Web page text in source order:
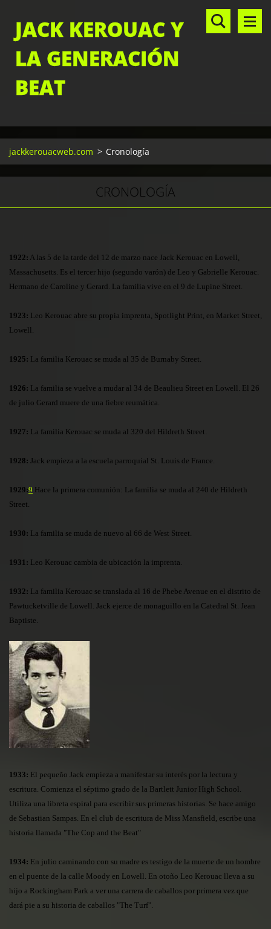
JACK KEROUAC Y
LA GENERACIÓN
BEAT
jackkerouacweb.com > Cronología
CRONOLOGÍA
1922: A las 5 de la tarde del 12 de marzo nace Jack Kerouac en Lowell,
Massachusetts. Es el tercer hijo (segundo varón) de Leo y Gabrielle Kerouac.
Hermano de Caroline y Gerard. La familia vive en el 9 de Lupine Street.
1923: Leo Kerouac abre su propia imprenta, Spotlight Print, en Market Street,
Lowell.
1925: La familia Kerouac se muda al 35 de Burnaby Street.
1926: La familia se vuelve a mudar al 34 de Beaulieu Street en Lowell. El 26
de julio Gerard muere de una fiebre reumática.
1927: La familia Kerouac se muda al 320 del Hildreth Street.
1928: Jack empieza a la escuela parroquial St. Louis de France.
1929:9 Hace la primera comunión: La familia se muda al 240 de Hildreth
Street.
1930: La familia se muda de nuevo al 66 de West Street.
1931: Leo Kerouac cambia de ubicación la imprenta.
1932: La familia Kerouac se translada al 16 de Phebe Avenue en el distrito de
Pawtucketville de Lowell. Jack ejerce de monaguillo en la Catedral St. Jean
Baptiste.
1933: El pequeño Jack empieza a manifestar su interés por la lectura y
escritura. Comienza el séptimo grado de la Bartlett Junior High School.
Utiliza una libreta espiral para escribir sus primeras historias. Se hace amigo
de Sebastian Sampas. En el club de escritura de Miss Mansfield, escribe una
historia llamada "The Cop and the Beat"
1934: En julio caminando con su madre es testigo de la muerte de un hombre
en el puente de la calle Moody en Lowell. En otoño Leo Kerouac lleva a su
hijo a Rockingham Park a ver una carrera de caballos por primera vez que
dará pie a su historia de caballos "The Turf".